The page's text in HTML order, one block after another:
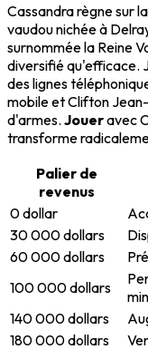
Cassandra règne sur la
vaudou nichée à
surnommée la Reine
diversifié qu'efficace.
des lignes
mobile et Clifton
d'armes. Joueravec
transforme
Palier de
revenus
0 dollar
30 000 dollars
60 000 dollars
100 000 dollars
140 000 dollars
180 000 dollars